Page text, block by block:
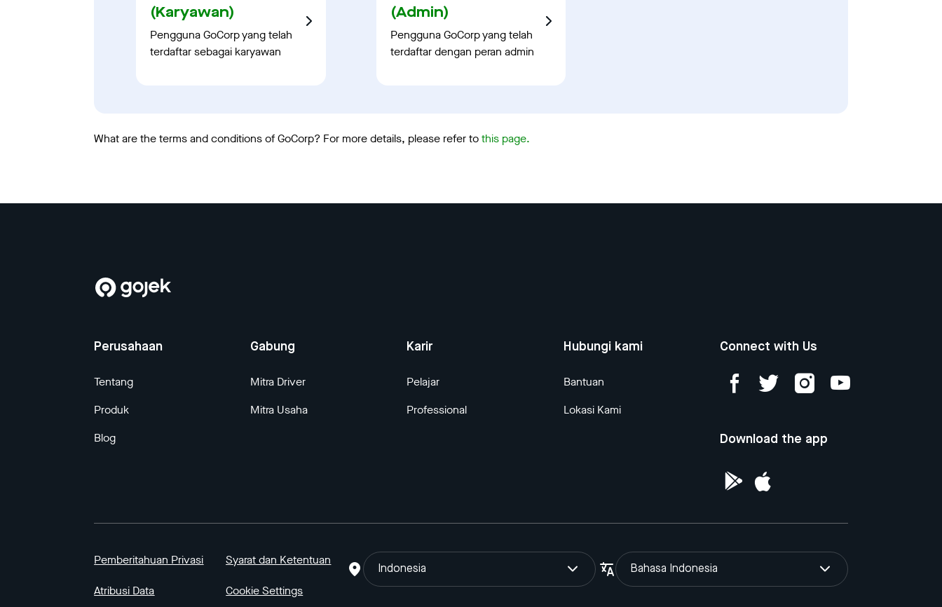
(Karyawan)
Pengguna GoCorp yang telah
terdaftar sebagai karyawan
(Admin)
Pengguna GoCorp yang telah
terdaftar dengan peran admin
What are the terms and conditions of GoCorp? For more details, please refer to this page.
Perusahaan
Tentang
Produk
Blog
Gabung
Mitra Driver
Mitra Usaha
Karir
Pelajar
Professional
Hubungi kami
Bantuan
Lokasi Kami
Connect with Us
Download the app
Pemberitahuan Privasi Syarat dan Ketentuan
Atribusi Data Cookie Settings
Indonesia Bahasa Indonesia